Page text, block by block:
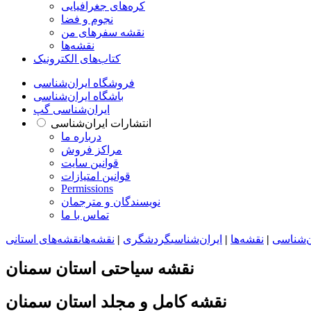
کره‌های جغرافیایی
نجوم و فضا
نقشه سفرهای من
نقشه‌ها
کتاب‌های الکترونیک
فروشگاه ایران‌شناسی
باشگاه ایران‌شناسی
ایران‌شناسی گپ
انتشارات ایران‌شناسی
درباره ما
مراکز فروش
قوانین سایت
قوانین امتیازات
Permissions
نویسندگان و مترجمان
تماس با ما
| نقشه‌ها | ایران‌شناسیگردشگری | نقشه‌هانقشه‌های استانی
نقشه سیاحتی استان سمنان
نقشه کامل و مجلد استان سمنان